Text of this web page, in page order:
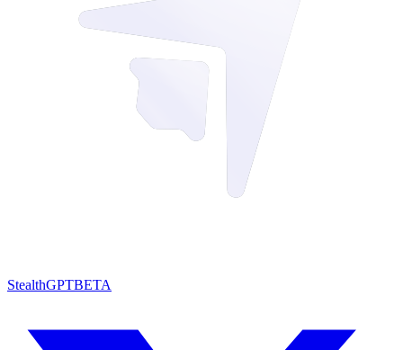
StealthGPTBETA